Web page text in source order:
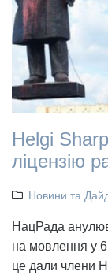
Helgi
ліцензію
Новини та
НацРада
на мовлення у 6
це дали члени